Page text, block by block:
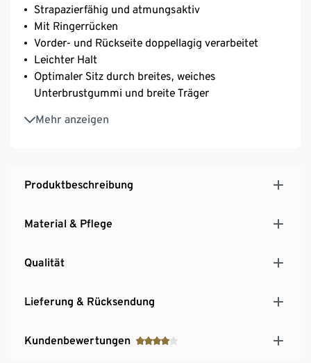
Strapazierfähig und atmungsaktiv
Mit Ringerrücken
Vorder- und Rückseite doppellagig verarbeitet
Leichter Halt
Optimaler Sitz durch breites, weiches
Unterbrustgummi und breite Träger
Mehr anzeigen
Rundhalsausschnitt
Ohne Verschluss
Für viele Sportarten geeignet
Produktbeschreibung
Material & Pflege
Qualität
Lieferung & Rücksendung
Kundenbewertungen